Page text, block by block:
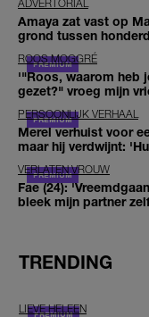
ADVERTORIAL
Amaya zat vast op
grond tussen
ROOS MOGGRÉ
'"Roos, waarom heb
gezet?" vroeg mijn
PERSOONLIJK VERHAAL
Merel verhuist voor
maar hij verdwijnt:
VERLATEN VROUW
Fae (24):
bleek mijn partner
TRENDING
LIEVE HELEEN